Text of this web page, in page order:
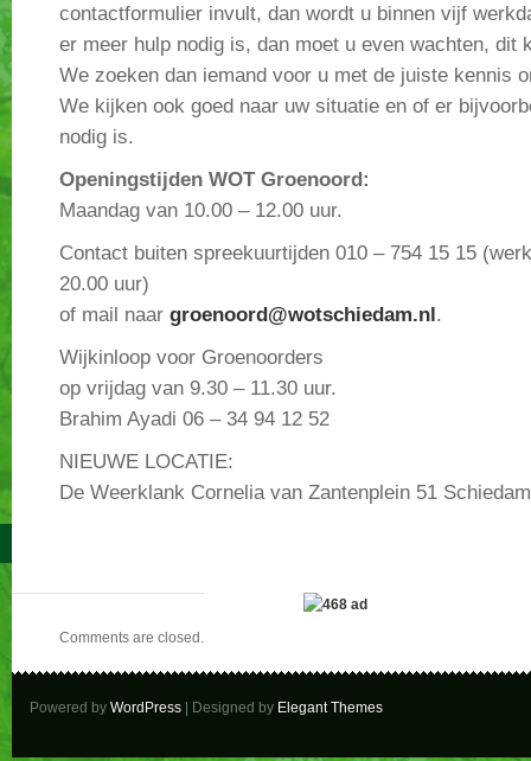
contactformulier invult, dan wordt u binnen vijf
er meer hulp nodig is, dan moet u even wachten, dit
We zoeken dan iemand voor u met de juiste kennis
We kijken ook goed naar uw situatie en of er
nodig is.
Openingstijden WOT Groenoord:
Maandag van 10.00 – 12.00 uur.
Contact buiten spreekuurtijden 010 – 754 15 15
20.00 uur)
of mail naar groenoord@wotschiedam.nl.
Wijkinloop voor Groenoorders
op vrijdag van 9.30 – 11.30 uur.
Brahim Ayadi 06 – 34 94 12 52
NIEUWE LOCATIE:
De Weerklank Cornelia van Zantenplein 51 Schiedam
Comments are closed.
Powered by WordPress | Designed by Elegant Themes